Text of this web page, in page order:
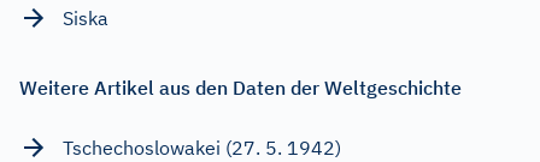
Siska
Weitere Artikel aus den Daten der Weltgeschichte
Tschechoslowakei (27. 5. 1942)